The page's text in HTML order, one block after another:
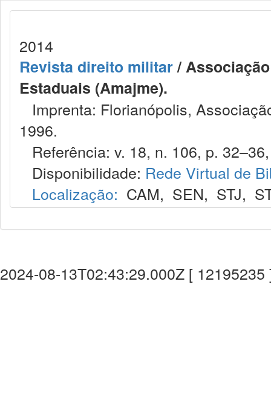
2014
Revista direito militar/
Estaduais (Amajme).
Imprenta: Florianópolis,
1996.
Referência: v. 18, n. 106, p.
Disponibilidade: Rede Virtual de
Localização: CAM, SEN, STJ,
2024-08-13T02:43:29.000Z [ 12195235